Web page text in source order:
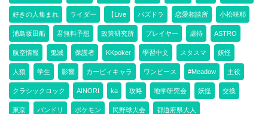
好きの人集まれ ライダー 【Live パズドラ 恋愛相談所 小松咲耶
浦島坂田船 君無料予想 政策研究所 プレイヤー 虐待 ASTRO
航空情報 鬼滅 保護者 KKpoker 學習中文 スタスマ 妖怪
人狼 学生 影響 カービィキャラ ワンピース #Meadow 主役
クラシックロック AINORI ka 攻略 地学研究会 妖怪 交換
東京 バンドリ ポケモン 民野球大会 都道府県大人